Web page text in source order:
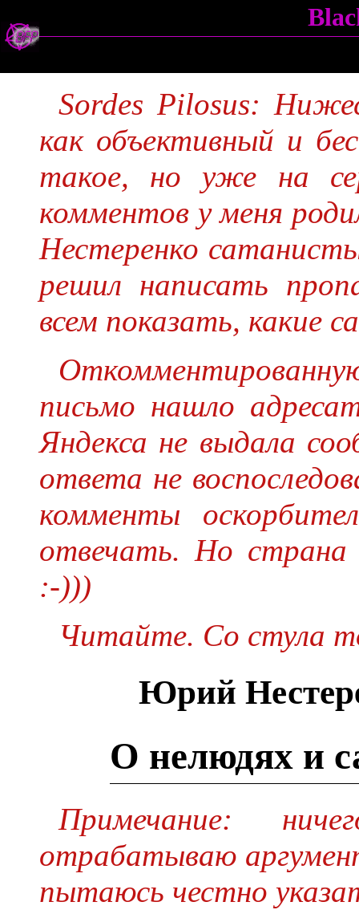
Sordes Pilosus:
как объективный и
такое, но уже на
комментов у меня
Нестеренко
решил написать
всем показать,
письмо нашло
Яндекса не выдала
ответа не
комменты
отвечать. Но страна
:-)))
Читайте. Со стула
Юрий
О нелюдях и
Примечание:
отрабатываю
пытаюсь честно